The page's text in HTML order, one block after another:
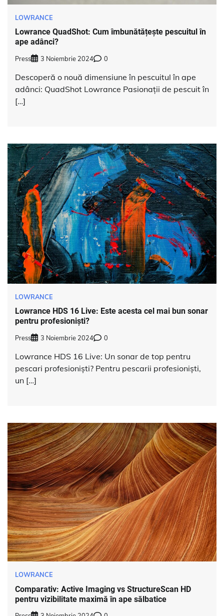
LOWRANCE
Lowrance QuadShot: Cum îmbunătățește pescuitul în
ape adânci?
Press 3 Noiembrie 2024 0
Descoperă o nouă dimensiune în pescuitul în ape
adânci: QuadShot Lowrance Pasionații de pescuit în
[…]
LOWRANCE
Lowrance HDS 16 Live: Este acesta cel mai bun sonar
pentru profesioniști?
Press 3 Noiembrie 2024 0
Lowrance HDS 16 Live: Un sonar de top pentru
pescari profesioniști? Pentru pescarii profesioniști,
un […]
LOWRANCE
Comparativ: Active Imaging vs StructureScan HD
pentru vizibilitate maximă în ape sălbatice